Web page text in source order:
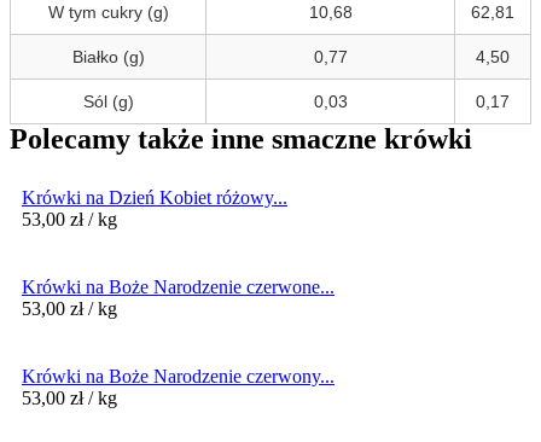
W tym cukry (g) 10,68 62,81
Białko (g) 0,77 4,50
Sól (g) 0,03 0,17
Polecamy także inne smaczne krówki
Krówki na Dzień Kobiet różowy...
53,00 zł / kg
Krówki na Boże Narodzenie czerwone...
53,00 zł / kg
Krówki na Boże Narodzenie czerwony...
53,00 zł / kg